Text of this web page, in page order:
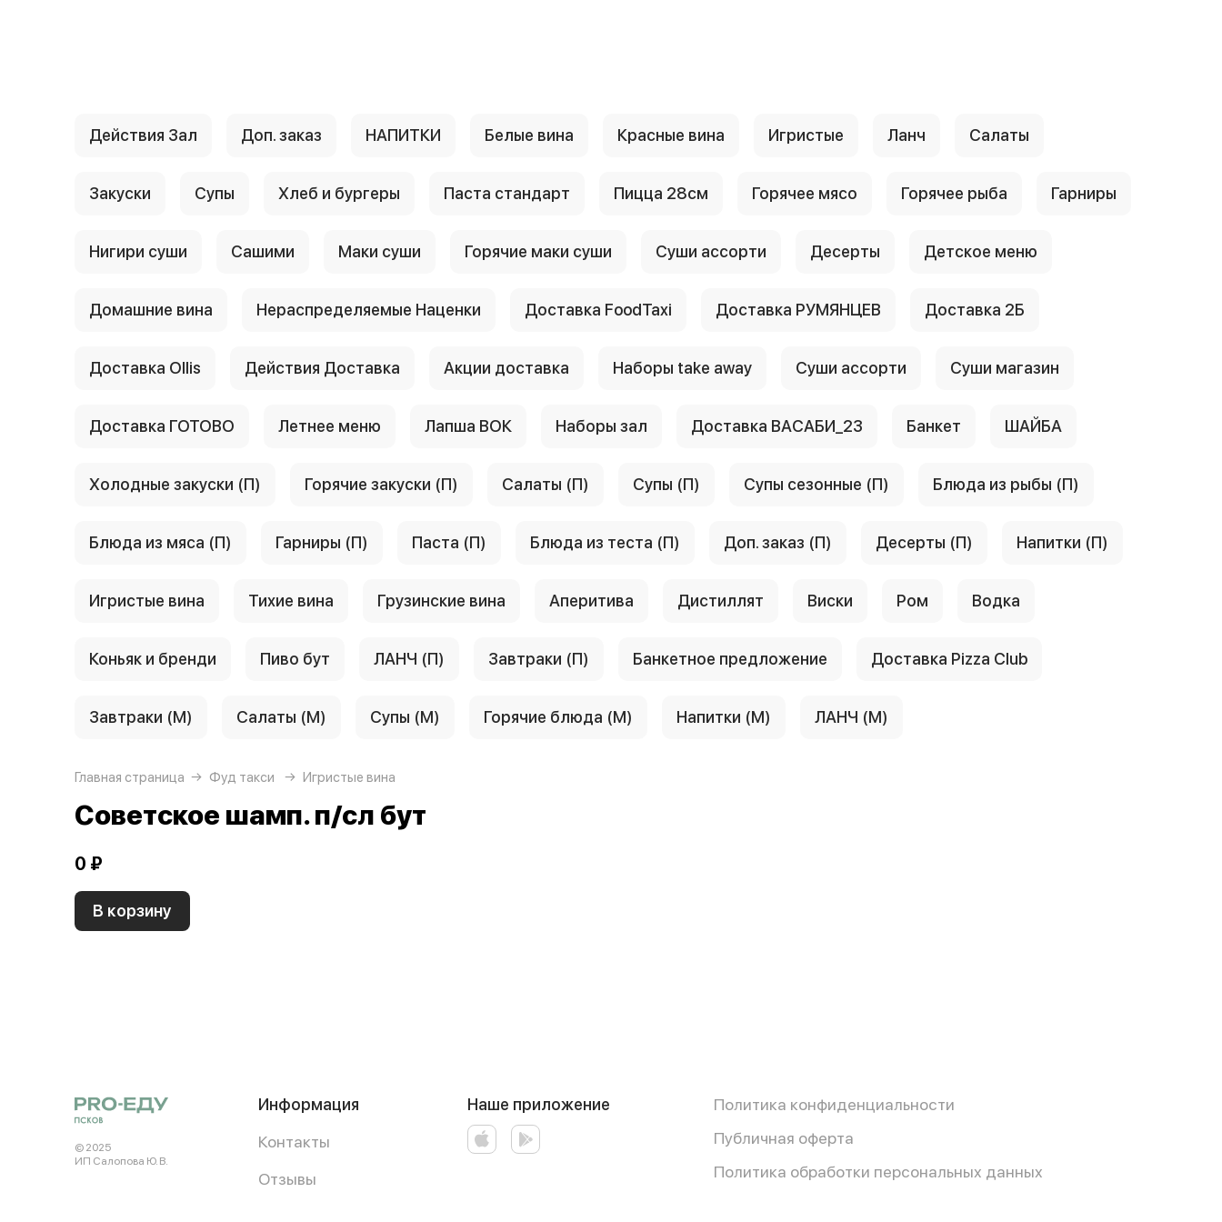
Действия Зал Доп. заказ НАПИТКИ Белые вина Красные вина Игристые Ланч Салаты
Закуски Супы Хлеб и бургеры Паста стандарт Пицца 28см Горячее мясо Горячее рыба Гарниры
Нигири суши Сашими Маки суши Горячие маки суши Суши ассорти Десерты Детское меню
Домашние вина Нераспределяемые Наценки Доставка FoodTaxi Доставка РУМЯНЦЕВ Доставка 2Б
Доставка Ollis Действия Доставка Акции доставка Наборы take away Суши ассорти Суши магазин
Доставка ГОТОВО Летнее меню Лапша ВОК Наборы зал Доставка ВАСАБИ_23 Банкет ШАЙБА
Холодные закуски (П) Горячие закуски (П) Салаты (П) Супы (П) Супы сезонные (П) Блюда из рыбы (П)
Блюда из мяса (П) Гарниры (П) Паста (П) Блюда из теста (П) Доп. заказ (П) Десерты (П) Напитки (П)
Игристые вина Тихие вина Грузинские вина Аперитива Дистиллят Виски Ром Водка
Коньяк и бренди Пиво бут ЛАНЧ (П) Завтраки (П) Банкетное предложение Доставка Pizza Club
Завтраки (М) Салаты (М) Супы (М) Горячие блюда (М) Напитки (М) ЛАНЧ (М)
Главная страница Фуд такси Игристые вина
Советское шамп. п/сл бут
0 ₽
В корзину
© 2025
ИП Салопова Ю. В.
Информация
Контакты
Отзывы
Наше приложение
Политика конфиденциальности
Публичная оферта
Политика обработки персональных данных